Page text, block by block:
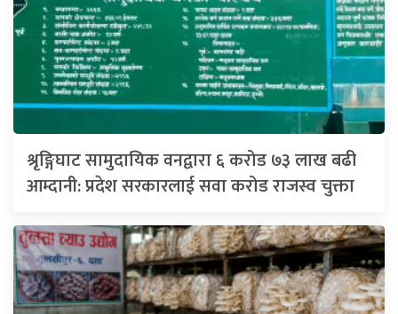
श्रृङ्गिघाट सामुदायिक वनद्वारा ६ करोड ७३ लाख बढी
आम्दानी: प्रदेश सरकारलाई सवा करोड राजस्व चुक्ता